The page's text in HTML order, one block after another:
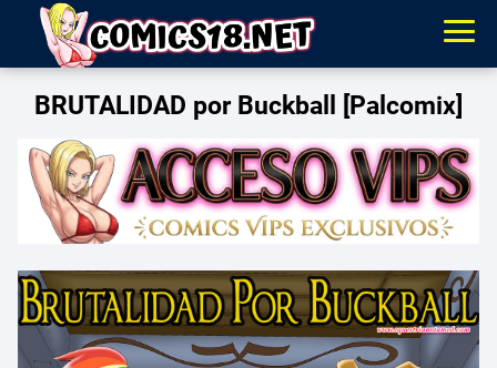
BRUTALIDAD por Buckball [Palcomix]